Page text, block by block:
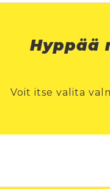
Hyppää
Voit itse valita